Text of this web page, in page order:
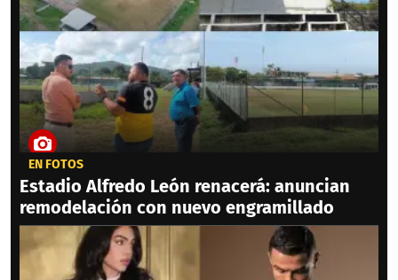
EN FOTOS
Estadio Alfredo León renacerá: anuncian
remodelación con nuevo engramillado